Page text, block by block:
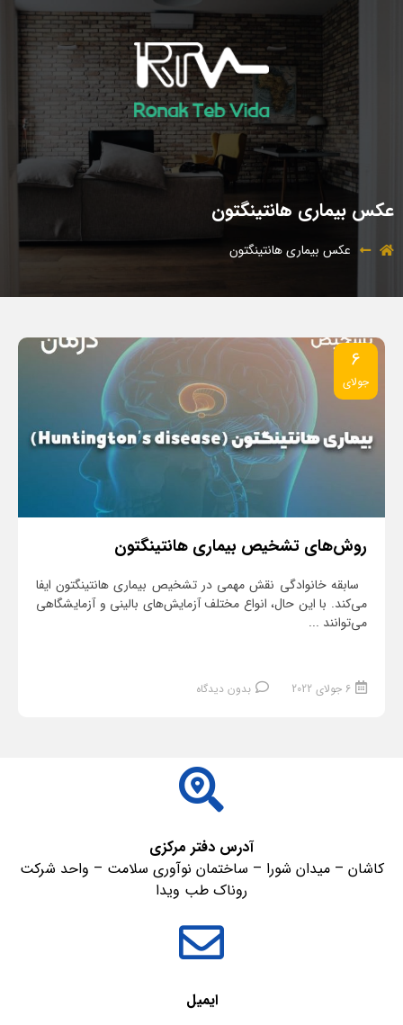
عکس بیماری هانتینگتون
عکس بیماری هانتینگتون
6
جولای
روش‌های تشخیص بیماری هانتینگتون
سابقه خانوادگی نقش مهمی در تشخیص بیماری هانتینگتون ایفا
می‌کند. با این حال، انواع مختلف آزمایش‌های بالینی و آزمایشگاهی
می‌توانند ...
6 جولای 2022 بدون دیدگاه
آدرس دفتر مرکزی
کاشان – میدان شورا – ساختمان نوآوری سلامت – واحد شرکت
روناک طب ویدا
ایمیل